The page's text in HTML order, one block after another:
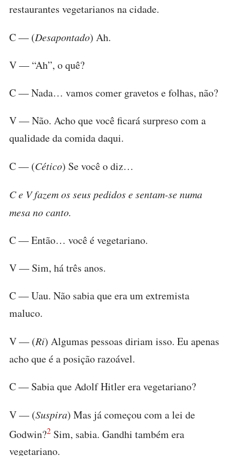
restaurantes vegetarianos na cidade.
C — (Desapontado) Ah.
V — “Ah”, o quê?
C — Nada… vamos comer gravetos e folhas, não?
V — Não. Acho que você ficará surpreso com a
qualidade da comida daqui.
C — (Cético) Se você o diz…
C e V fazem os seus pedidos e sentam-se numa
mesa no canto.
C — Então… você é vegetariano.
V — Sim, há três anos.
C — Uau. Não sabia que era um extremista
maluco.
V — (Ri) Algumas pessoas diriam isso. Eu apenas
acho que é a posição razoável.
C — Sabia que Adolf Hitler era vegetariano?
V — (Suspira) Mas já começou com a lei de
Godwin?2 Sim, sabia. Gandhi também era
vegetariano.